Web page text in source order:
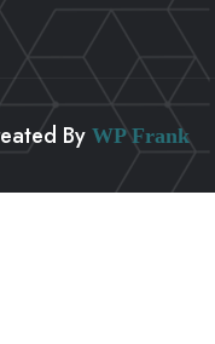
By WP Frank